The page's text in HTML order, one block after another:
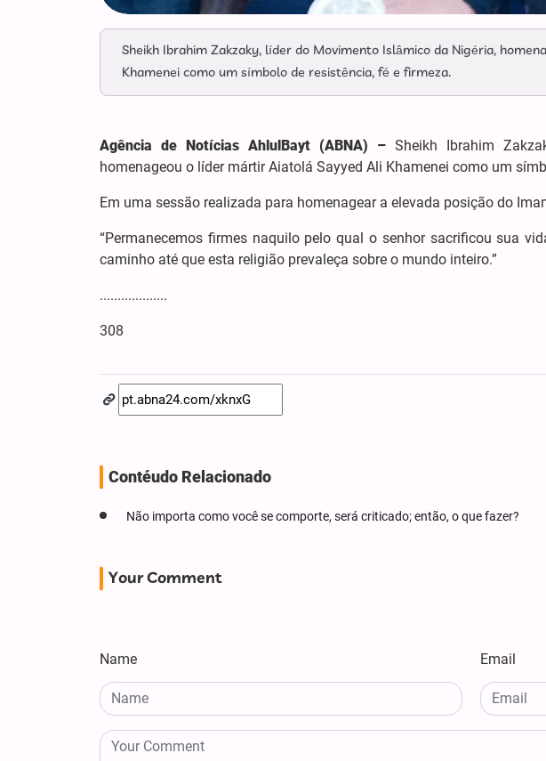
Sheikh Ibrahim Zakzaky, líder do Movimento Islâmico da Nigéria,
Khamenei como um símbolo de resistência, fé e firmeza.
Agência de Notícias AhlulBayt (ABNA) – Sheikh Ibrahim
homenageou o líder mártir Aiatolá Sayyed Ali Khamenei como um
Em uma sessão realizada para homenagear a elevada posição do
“Permanecemos firmes naquilo pelo qual o senhor sacrificou sua
caminho até que esta religião prevaleça sobre o mundo inteiro.”
...................
308
Contéudo Relacionado
Não importa como você se comporte, será criticado; então, o que fazer?
Your Comment
Name Email